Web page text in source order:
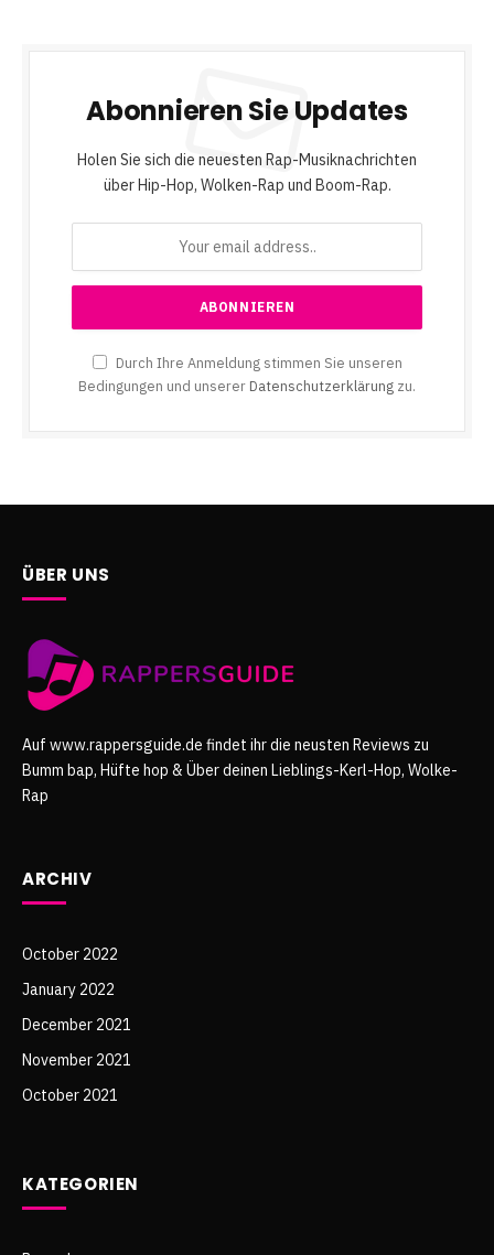
Abonnieren Sie Updates
Holen Sie sich die neuesten Rap-Musiknachrichten
über Hip-Hop, Wolken-Rap und Boom-Rap.
Durch Ihre Anmeldung stimmen Sie unseren
Bedingungen und unserer Datenschutzerklärung zu.
ÜBER UNS
Auf www.rappersguide.de findet ihr die neusten Reviews zu
Bumm bap, Hüfte hop & Über deinen Lieblings-Kerl-Hop, Wolke-
Rap
ARCHIV
October 2022
January 2022
December 2021
November 2021
October 2021
KATEGORIEN